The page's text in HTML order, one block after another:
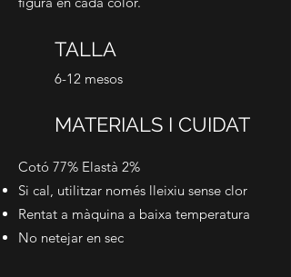
TALLA
6-12 mesos
MATERIALS I CUIDAT
Cotó 77% Elastà 2%
Si cal, utilitzar només lleixiu sense clor
Rentat a màquina a baixa temperatura
No netejar en sec